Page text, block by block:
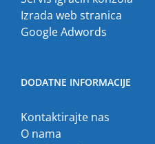
Izrada web stranica
Google Adwords
DODATNE INFORMACIJE
Kontaktirajte nas
O nama